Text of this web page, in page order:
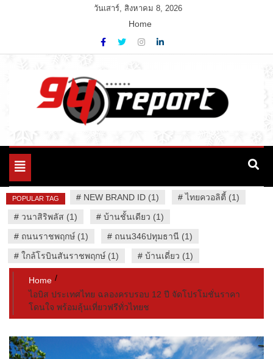
วันเสาร์, สิงหาคม 8, 2026
Home
94 Report.com
Variety News
Toggle
POPULAR TAG # NEW BRAND ID (1) #ไทยควอลิตี้ (1)
# วนาสิริพลัส (1) # บ้านชั้นเดียว (1)
# ถนนราชพฤกษ์ (1) # ถนน346ปทุมธานี (1)
# ใกล้โรบินสันราชพฤกษ์ (1) # บ้านเดี่ยว (1)
Home
ไอบิส ประเทศไทย ฉลองครบรอบ 12 ปี จัดโปรโมชั่นราคา
โดนใจ พร้อมลุ้นเที่ยวฟรีทั่วไทยช